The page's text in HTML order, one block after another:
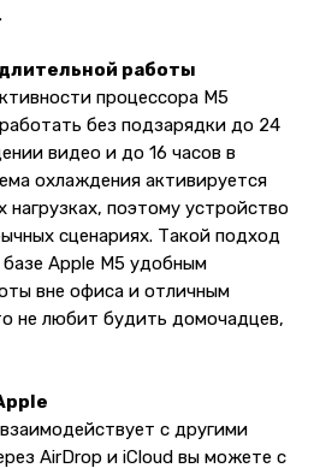
работы
процессора M5
без подзарядки до 24
видео и до 16 часов в
охлаждения активируется
нагрузках, поэтому устройство
сценариях. Такой подход
Apple M5 удобным
вне офиса и отличным
не любит будить домочадцев,
с другими
AirDrop и iCloud вы можете с